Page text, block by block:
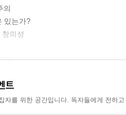
의
있는가?
의성
이
트
자를 위한 공간입니다. 독자들에게 전하